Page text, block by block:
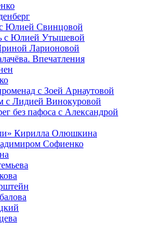
Юлией Свинцовой
с Юлией Утышевой
Ларионовой
Впечатления
с Зоей Арнаутовой
с Лидией Винокуровой
без пафоса с Александрой
Кирилла Олюшкина
Софиенко